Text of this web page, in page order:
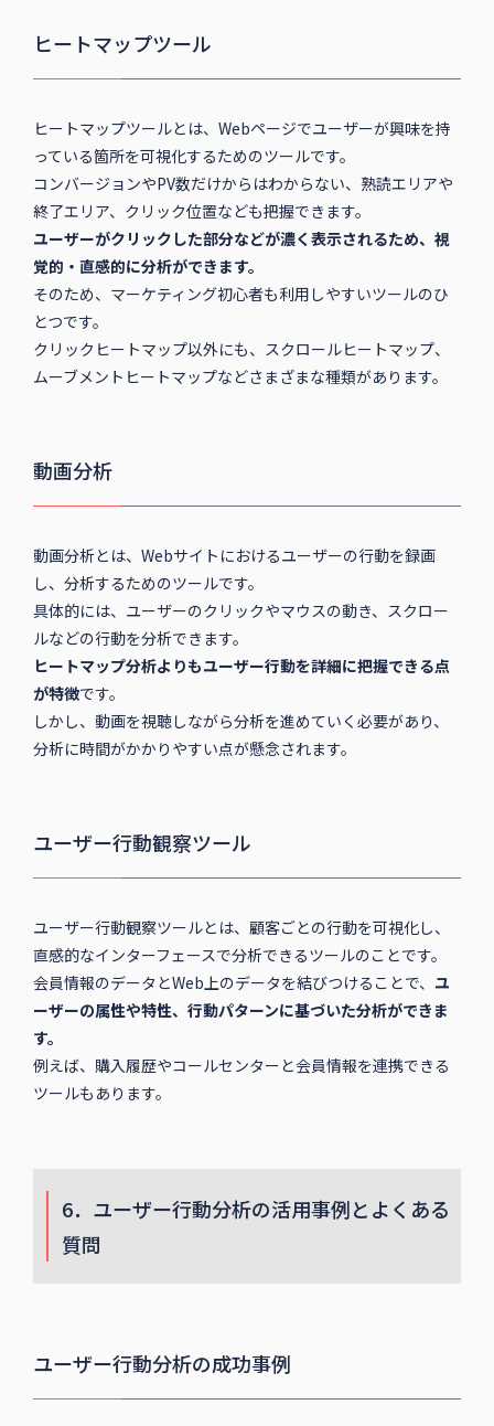
ヒートマップツール
ヒートマップツールとは、Webページでユーザーが興味を持
っている箇所を可視化するためのツールです。
コンバージョンやPV数だけからはわからない、熟読エリアや
終了エリア、クリック位置なども把握できます。
ユーザーがクリックした部分などが濃く表示されるため、視
覚的・直感的に分析ができます。
そのため、マーケティング初心者も利用しやすいツールのひ
とつです。
クリックヒートマップ以外にも、スクロールヒートマップ、
ムーブメントヒートマップなどさまざまな種類があります。
動画分析
動画分析とは、Webサイトにおけるユーザーの行動を録画
し、分析するためのツールです。
具体的には、ユーザーのクリックやマウスの動き、スクロー
ルなどの行動を分析できます。
ヒートマップ分析よりもユーザー行動を詳細に把握できる点
が特徴です。
しかし、動画を視聴しながら分析を進めていく必要があり、
分析に時間がかかりやすい点が懸念されます。
ユーザー行動観察ツール
ユーザー行動観察ツールとは、顧客ごとの行動を可視化し、
直感的なインターフェースで分析できるツールのことです。
会員情報のデータとWeb上のデータを結びつけることで、 ユ
ーザーの属性や特性、行動パターンに基づいた分析ができま
す。
例えば、購入履歴やコールセンターと会員情報を連携できる
ツールもあります。
6．ユーザー行動分析の活用事例とよくある
質問
ユーザー行動分析の成功事例